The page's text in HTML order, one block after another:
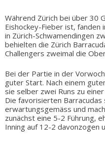
Während Zürich bei über 30
Eishockey-Fieber ist, fanden
in Zürich-Schwamendingen
behielten die Zürich
Challengers zweimal die
Bei der Partie in der
guter Start. Nach einem
sie selber zwei Runs zu
Die favorisierten
erwartungsgemäss und
zunächst eine 5-2 Führung,
Inning auf 12-2 davonzogen